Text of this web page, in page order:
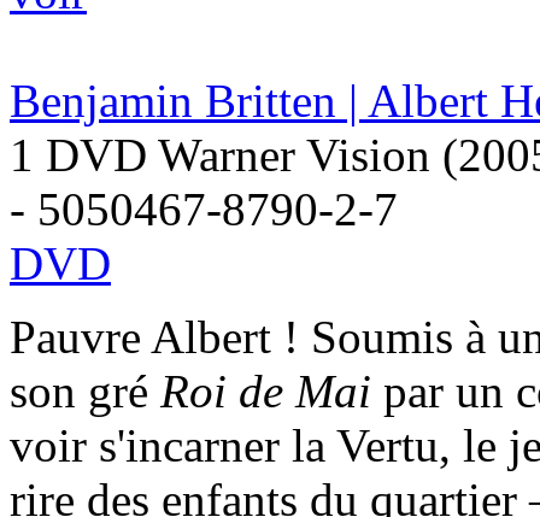
Benjamin Britten | Albert
1 DVD Warner Vision
- 5050467-8790-2-7
DVD
Pauvre Albert ! Soumis à
son gré Roi de Mai par un
voir s'incarner la Vertu, le
rire des enfants du quartier